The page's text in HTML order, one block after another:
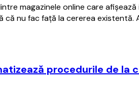
magazinele online care
că nu fac față la cererea
procedurile de la